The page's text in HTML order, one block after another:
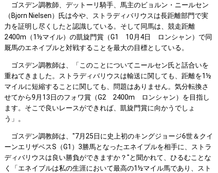
ゴスデン調教師、デットーリ騎手、馬主のビョルン・ニールセン
（Bjorn Nielsen）氏は今や、ストラディバリウスは長距離部門で実
力を証明し尽くしたと認識している。そして同馬は、競走距離
2400m（1½マイル）の凱旋門賞（G1 10月4日 ロンシャン）で同
厩馬のエネイブルと対戦することを最大の目標としている。
ゴスデン調教師は、「このことについてニールセン氏と話合いを
重ねてきました。ストラディバリウスは輸送に関しても、距離を1½
マイルに短縮することに関しても、問題はありません。気分転換さ
せてから9月13日のフォワ賞（G2 2400m ロンシャン）を目指し
ます。そこで良いレースができれば、凱旋門賞に向かうでしょ
う」。
ゴスデン調教師は、"7月25日に史上初のキングジョージ6世＆クイ
ーンエリザベスS（G1）3勝馬となったエネイブルを相手に、ストラ
ディバリウスは良い勝負ができますか？"と聞かれて、ひるむことな
く「エネイブルは私の生涯において最高の1½マイル馬であり、スト